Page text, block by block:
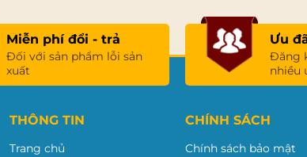
Miễn phí đổi - trả
Đối với sản phẩm lỗi sản
xuất
Ưu
Đăng
nhiều
THÔNG TIN
Trang chủ
CHÍNH SÁCH
Chính sách bảo mật